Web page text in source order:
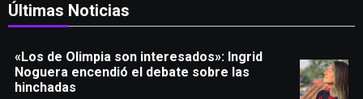
Últimas Noticias
«Los de Olimpia son interesados»: Ingrid
Noguera encendió el debate sobre las
hinchadas